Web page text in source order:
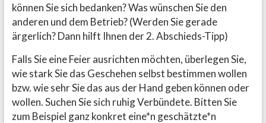
können Sie sich bedanken? Was wünschen Sie den
anderen und dem Betrieb? (Werden Sie gerade
ärgerlich? Dann hilft Ihnen der 2. Abschieds-Tipp)
Falls Sie eine Feier ausrichten möchten, überlegen Sie,
wie stark Sie das Geschehen selbst bestimmen wollen
bzw. wie sehr Sie das aus der Hand geben können oder
wollen. Suchen Sie sich ruhig Verbündete. Bitten Sie
zum Beispiel ganz konkret eine*n geschätzte*n